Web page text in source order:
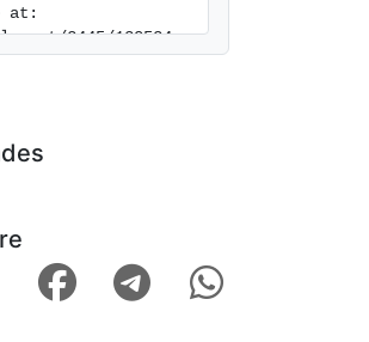
at:
2445/130534